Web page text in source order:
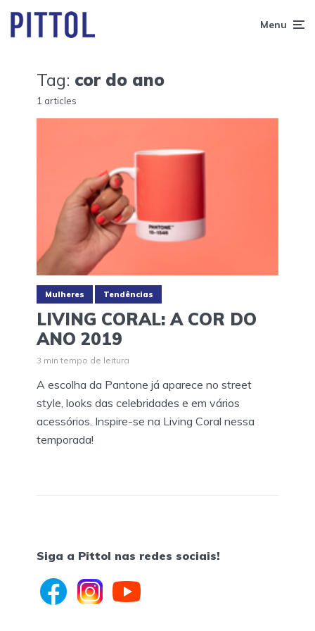
Menu
Tag: cor do ano
1 articles
Mulheres Tendências
LIVING CORAL: A COR DO
ANO 2019
3 min tempo de leitura
A escolha da Pantone já aparece no street
style, looks das celebridades e em vários
acessórios. Inspire-se na Living Coral nessa
temporada!
Siga a Pittol nas redes sociais!